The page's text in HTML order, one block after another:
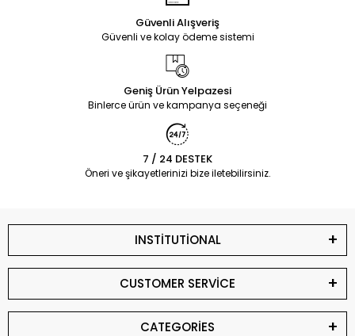
Güvenli Alışveriş
Güvenli ve kolay ödeme sistemi
Geniş Ürün Yelpazesi
Binlerce ürün ve kampanya seçeneği
7 / 24 DESTEK
Öneri ve şikayetlerinizi bize iletebilirsiniz.
INSTİTUTİONAL
CUSTOMER SERVİCE
CATEGORİES